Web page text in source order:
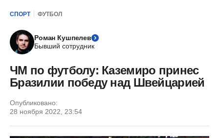
СПОРТ ФУТБОЛ
Роман Кушпелев
Бывший сотрудник
ЧМ по футболу: Каземиро принес
Бразилии победу над Швейцарией
Опубликовано:
28 ноября 2022, 23:54